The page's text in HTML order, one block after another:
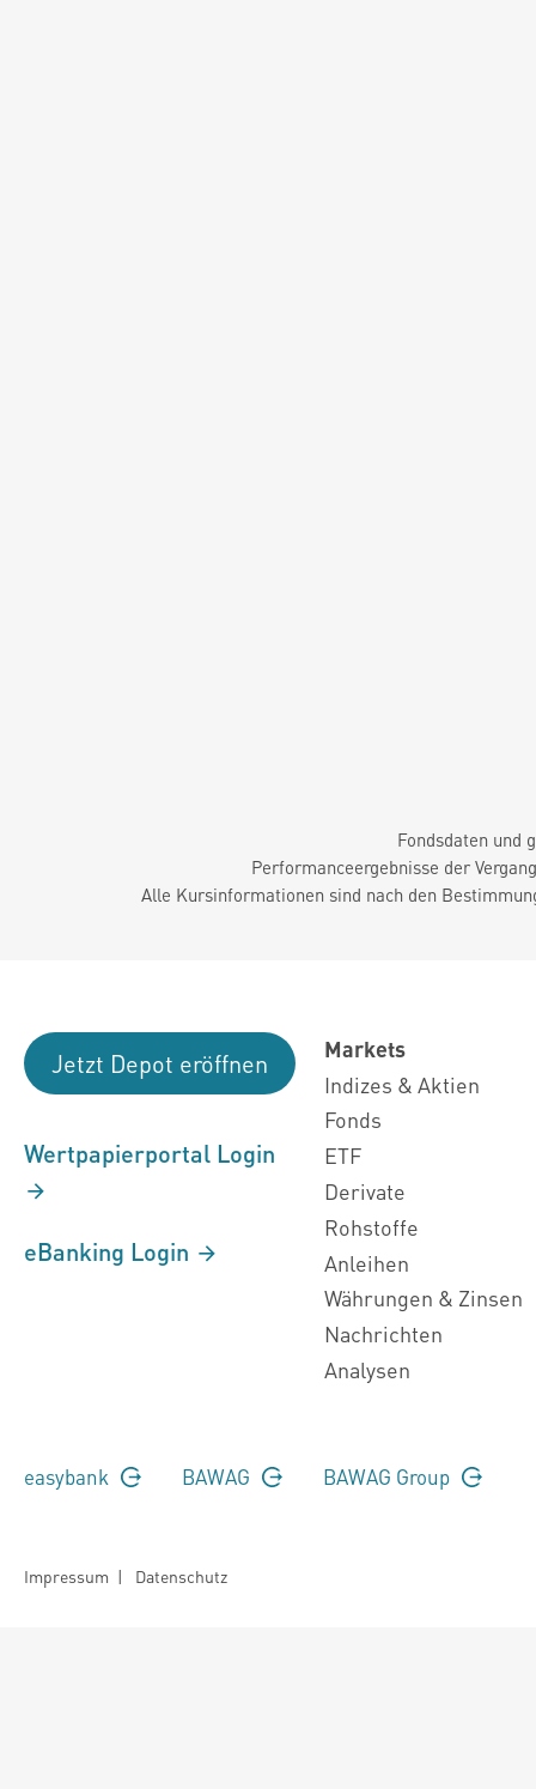
Fondsdaten und
Performanceergebnisse der
Alle Kursinformationen sind nach den
Jetzt Depot eröffnen
Wertpapierportal Login
eBanking Login
Markets
Indizes & Aktien
Fonds
ETF
Derivate
Rohstoffe
Anleihen
Währungen & Zinsen
Nachrichten
Analysen
easybank BAWAG BAWAG Group
Impressum | Datenschutz